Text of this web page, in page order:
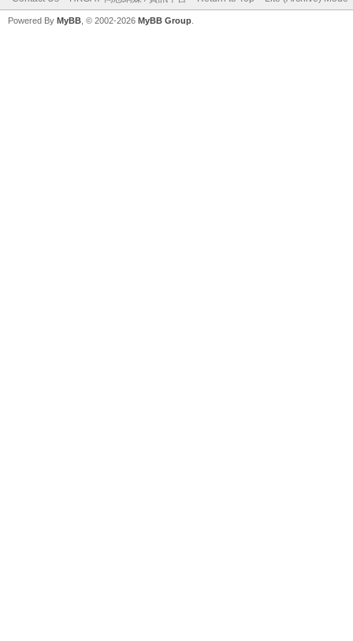
Powered By MyBB , © 2002-2026 MyBB Group